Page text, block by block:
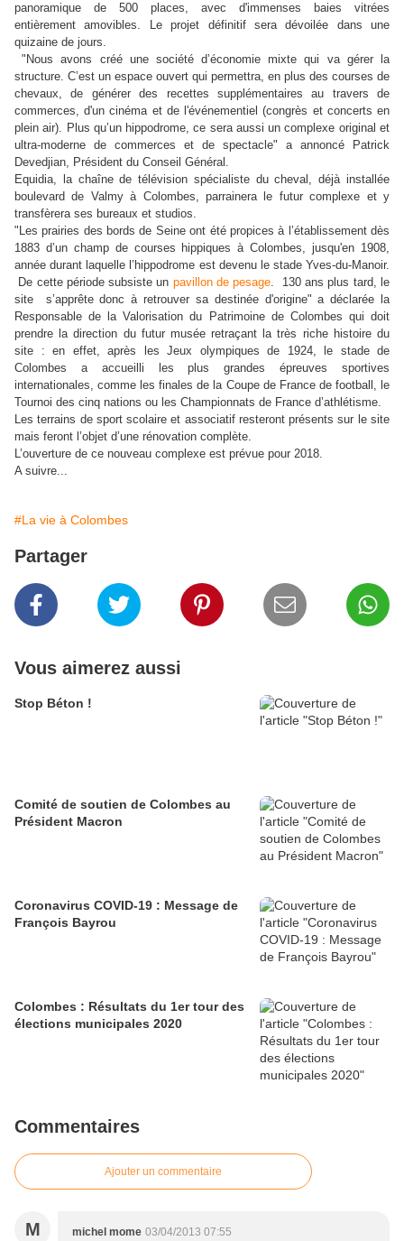
panoramique de 500 places, avec d'immenses baies vitrées
entièrement amovibles. Le projet définitif sera dévoilée dans une
quizaine de jours.
"Nous avons créé une société d’économie mixte qui va gérer la
structure. C’est un espace ouvert qui permettra, en plus des courses de
chevaux, de générer des recettes supplémentaires au travers de
commerces, d'un cinéma et de l'événementiel (congrès et concerts en
plein air). Plus qu’un hippodrome, ce sera aussi un complexe original et
ultra-moderne de commerces et de spectacle" a annoncé Patrick
Devedjian, Président du Conseil Général.
Equidia, la chaîne de télévision spécialiste du cheval, déjà installée
boulevard de Valmy à Colombes, parrainera le futur complexe et y
transfèrera ses bureaux et studios.
"Les prairies des bords de Seine ont été propices à l’établissement dès
1883 d’un champ de courses hippiques à Colombes, jusqu'en 1908,
année durant laquelle l’hippodrome est devenu le stade Yves-du-Manoir.
De cette période subsiste un pavillon de pesage. 130 ans plus tard, le
site s’apprête donc à retrouver sa destinée d'origine" a déclarée la
Responsable de la Valorisation du Patrimoine de Colombes qui doit
prendre la direction du futur musée retraçant la très riche histoire du
site : en effet, après les Jeux olympiques de 1924,
le stade de
Colombes a accueilli les plus grandes épreuves sportives
internationales, comme les finalesde la Coupe de France de football, le
Tournoi des cinq nations ou les Championnats de France d’athlétisme.
Les terrains de sport scolaire et associatif resteront présents sur le site
mais feront l’objet d’une rénovation complète.
L’ouverture de ce nouveau complexe est prévue pour 2018.
A suivre...
#La vie à Colombes
Partager
Vous aimerez aussi
Stop Béton !
Comité de soutien de Colombes au
Président Macron
Coronavirus COVID-19 : Message de
François Bayrou
Colombes : Résultats du 1er tour des
élections municipales 2020
Commentaires
Ajouter un commentaire
M michel mome 03/04/2013 07:55